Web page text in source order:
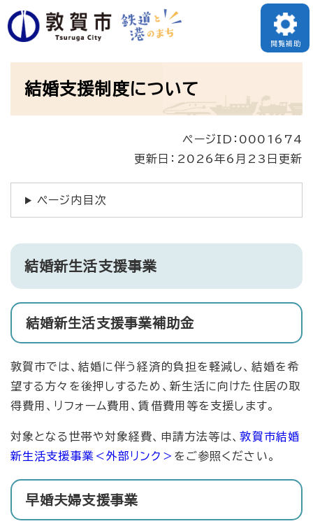
ペ
ー
閲覧補助
結婚支援制度について
ページID：0001674
更新日：2026年6月23日更新
ページ内目次
結婚新生活支援事業
結婚新生活支援事業補助金
敦賀市では、結婚に伴う経済的負担を軽減し、結婚を希
望する方々を後押しするため、新生活に向けた住居の取
得費用、リフォーム費用、賃借費用等を支援します。
対象となる世帯や対象経費、申請方法等は、敦賀市結婚
新生活支援事業＜外部リンク＞ をご参照ください。
早婚夫婦支援事業